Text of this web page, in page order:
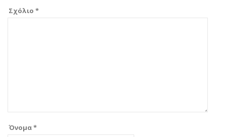
Σχόλιο *
Όνομα*